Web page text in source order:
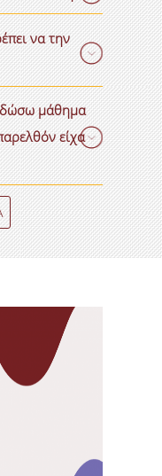
-
να την
μάθημα
είχα